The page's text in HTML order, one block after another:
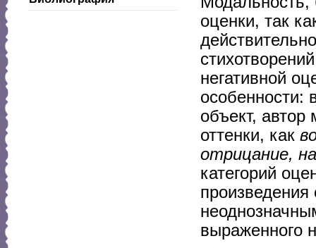
оценки, так
негативной
особенности:
объект,
оттенки, как
отрицание,
категорий
выраженного